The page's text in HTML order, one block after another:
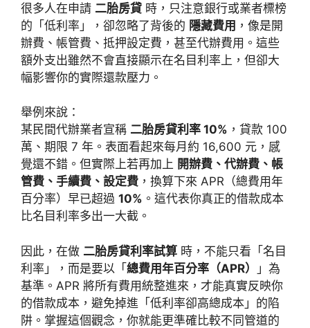
很多人在申請 二胎房貸 時，只注意銀行或業者標榜
的「低利率」，卻忽略了背後的 隱藏費用 ，像是開
辦費、帳管費、抵押設定費，甚至代辦費用。這些
額外支出雖然不會直接顯示在名目利率上，但卻大
幅影響你的實際還款壓力。
舉例來說：
某民間代辦業者宣稱 二胎房貸利率 10% ，貸款 100
萬、期限 7 年。表面看起來每月約 16,600 元，感
覺還不錯。但實際上若再加上 開辦費、代辦費、帳
管費、手續費、設定費 ，換算下來 APR（總費用年
百分率）早已超過 10% 。這代表你真正的借款成本
比名目利率多出一大截。
因此，在做 二胎房貸利率試算 時，不能只看「名目
利率」，而是要以「總費用年百分率（APR）
」為
基準。APR 將所有費用統整進來，才能真實反映你
的借款成本，避免掉進「低利率卻高總成本」的陷
阱。掌握這個觀念，你就能更準確比較不同管道的